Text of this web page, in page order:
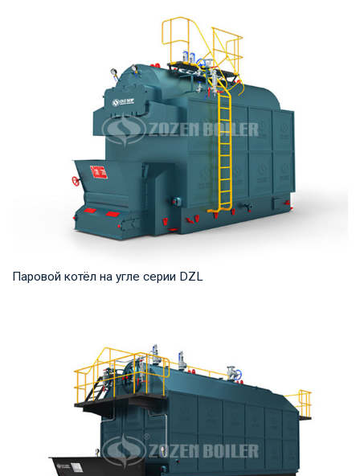
мощность продукта: 2,8-29 МВт Температура...
Паровой котёл на угле серии DZL